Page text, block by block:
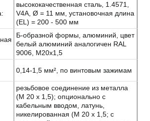
высококачественная сталь, 1.4571,
V4A, Ø = 11 мм, установочная длина
(EL) = 200 - 500 мм
Б-образной формы, алюминий, цвет
белый алюминий аналогичен RAL
9006, М20x1,5
0,14-1,5 мм², по винтовым зажимам
резьбовое соединение из металла
(М 20 х 1,5); опционально с
кабельным вводом, латунь,
никелированная (M 20 x 1,5; с